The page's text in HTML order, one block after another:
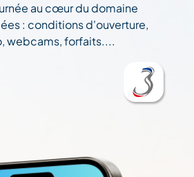
au cœur du domaine
: conditions d'ouverture,
webcams, forfaits....